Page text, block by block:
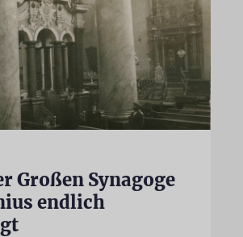
Großen Synagoge
endlich